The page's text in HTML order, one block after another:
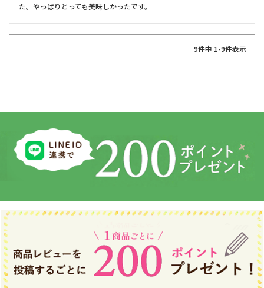
た。やっぱりとっても美味しかったです。
9件中 1-9件表示